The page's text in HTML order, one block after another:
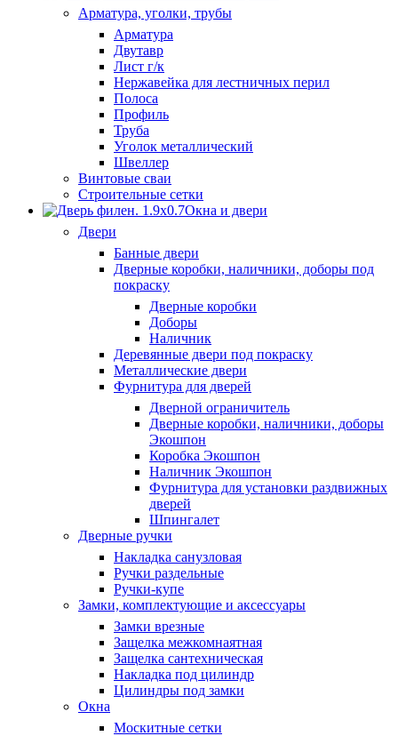
Арматура, уголки, трубы
Арматура
Двутавр
Лист г/к
Нержавейка для лестничных перил
Полоса
Профиль
Труба
Уголок металлический
Швеллер
Винтовые сваи
Строительные сетки
Окна и двери
Двери
Банные двери
Дверные коробки, наличники, доборы под
покраску
Дверные коробки
Доборы
Наличник
Деревянные двери под покраску
Металлические двери
Фурнитура для дверей
Дверной ограничитель
Дверные коробки, наличники, доборы
Экошпон
Коробка Экошпон
Наличник Экошпон
Фурнитура для установки раздвижных
дверей
Шпингалет
Дверные ручки
Накладка санузловая
Ручки раздельные
Ручки-купе
Замки, комплектующие и аксессуары
Замки врезные
Защелка межкомнаятная
Защелка сантехническая
Накладка под цилиндр
Цилиндры под замки
Окна
Москитные сетки